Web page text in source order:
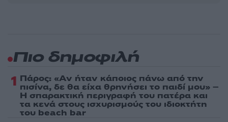
Πιο δημοφιλή
1 Πάρος: «Αν ήταν κάποιος πάνω από την
πισίνα, δε θα είχα θρηνήσει το παιδί μου» –
Η σπαρακτική περιγραφή του πατέρα και
τα κενά στους ισχυρισμούς του ιδιοκτήτη
του beach bar